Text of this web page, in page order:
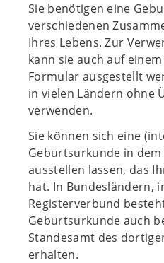
Sie benötigen eine
verschiedenen
Ihres Lebens. Zur
kann sie auch auf
Formular ausgestellt
in vielen Ländern ohne
verwenden.
Sie können sich eine
Geburtsurkunde in
ausstellen lassen, das
hat. In Bundesländern,
Registerverbund
Geburtsurkunde auch
Standesamt des
erhalten.